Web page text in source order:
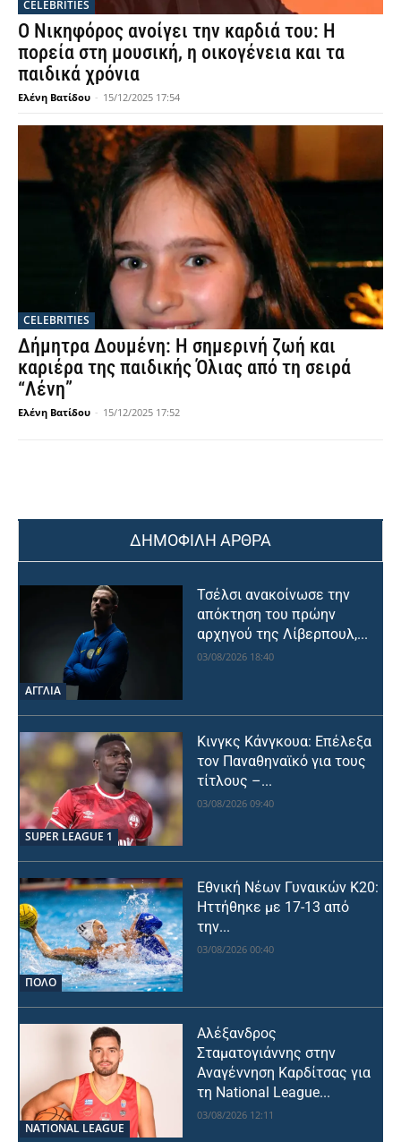
CELEBRITIES
Ο Νικηφόρος ανοίγει την καρδιά του: Η
πορεία στη μουσική, η οικογένεια και τα
παιδικά χρόνια
Ελένη Βατίδου - 15/12/2025 17:54
CELEBRITIES
Δήμητρα Δουμένη: Η σημερινή ζωή και
καριέρα της παιδικής Όλιας από τη σειρά
“Λένη”
Ελένη Βατίδου - 15/12/2025 17:52
ΔΗΜΟΦΙΛΗ ΑΡΘΡΑ
ΑΓΓΛΙΑ
Τσέλσι ανακοίνωσε την
απόκτηση του πρώην
αρχηγού της Λίβερπουλ,...
03/08/2026 18:40
SUPER LEAGUE 1
Κινγκς Κάνγκουα: Επέλεξα
τον Παναθηναϊκό για τους
τίτλους –...
03/08/2026 09:40
ΠΟΛΟ
Εθνική Νέων Γυναικών Κ20:
Ηττήθηκε με 17-13 από
την...
03/08/2026 00:40
NATIONAL LEAGUE
Αλέξανδρος
Σταματογιάννης στην
Αναγέννηση Καρδίτσας για
τη National League...
03/08/2026 12:11